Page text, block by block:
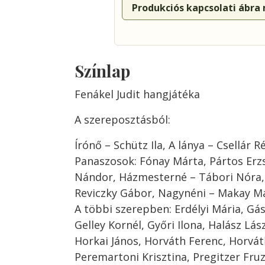
Produkciós kapcsolati
Színlap
Fenákel Judit hangjátéka
A szereposztásból:
Írónő – Schütz Ila, A lánya – Csellár
Panaszosok: Fónay Márta, Pártos
Nándor, Házmesterné – Tábori
Reviczky Gábor, Nagynéni – Makay
A többi szerepben: Erdélyi Mária,
Gelley Kornél, Győri Ilona, Halász
Horkai János, Horváth Ferenc,
Peremartoni Krisztina, Pregitzer